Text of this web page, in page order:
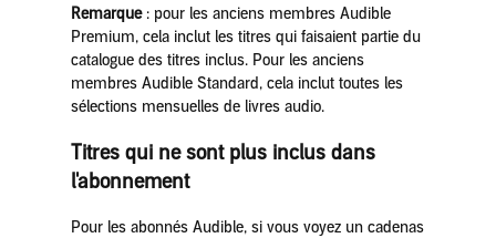
Remarque : pour les anciens membres Audible
Premium, cela inclut les titres qui faisaient partie du
catalogue des titres inclus. Pour les anciens
membres Audible Standard, cela inclut toutes les
sélections mensuelles de livres audio.
Titres qui ne sont plus inclus dans
l'abonnement
Pour les abonnés Audible, si vous voyez un cadenas